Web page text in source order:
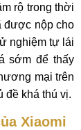
rộ trong thời
được nộp cho
nghiệm tự lái
sớm để thấy
mại trên
đề khá thú vị.
Xiaomi